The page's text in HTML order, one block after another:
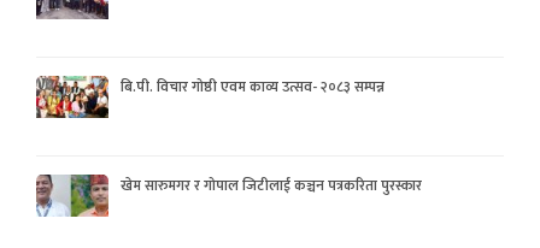
बि.पी. विचार गोष्ठी एवम काव्य उत्सव- २०८३ सम्पन्न
खेम सारुमगर र गोपाल जिटीलाई कञ्चन पत्रकरिता पुरस्कार